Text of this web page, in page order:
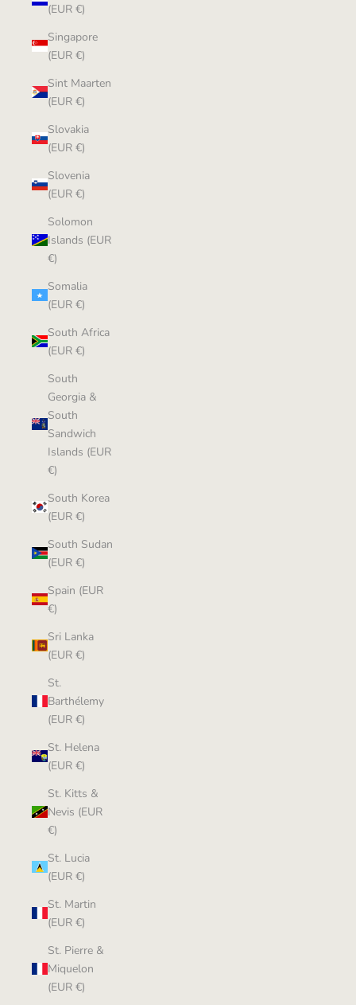
(EUR €)
Singapore
(EUR €)
Sint Maarten
(EUR €)
Slovakia
(EUR €)
Slovenia
(EUR €)
Solomon
Islands (EUR
€)
Somalia
(EUR €)
South Africa
(EUR €)
South
Georgia &
South
Sandwich
Islands (EUR
€)
South Korea
(EUR €)
South Sudan
(EUR €)
Spain (EUR
€)
Sri Lanka
(EUR €)
St.
Barthélemy
(EUR €)
St. Helena
(EUR €)
St. Kitts &
Nevis (EUR
€)
St. Lucia
(EUR €)
St. Martin
(EUR €)
St. Pierre &
Miquelon
(EUR €)